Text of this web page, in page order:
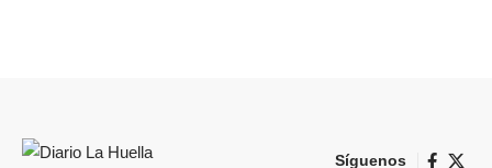
Síguenos